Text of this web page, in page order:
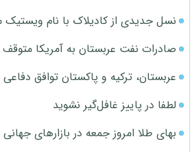
نسل جدیدی از کادیلاک با نام
صادرات نفت عربستان به آمریکا
عربستان، ترکیه و پاکستان توافق
لطفا در پاییز غافل‌گیر نشوید
بهای طلا امروز جمعه در بازارهای جهانی